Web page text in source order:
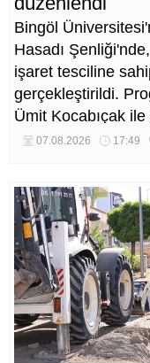
Bingöl
Hasadı
işaret tesciline
gerçekleştirildi.
Ümit Kocabıçak
katıldı.
07.08.2026 17:49